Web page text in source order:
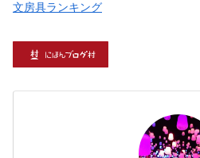
文房具ランキング